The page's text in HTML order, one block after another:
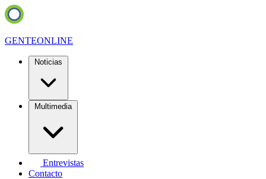
GENTEONLINE
Noticias
Multimedia
Entrevistas
Contacto